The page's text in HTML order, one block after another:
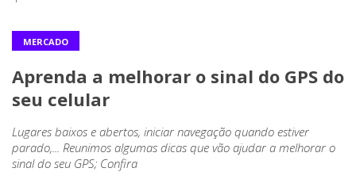
MERCADO
Aprenda a melhorar o sinal do GPS do
seu celular
Lugares baixos e abertos, iniciar navegação quando estiver
parado,... Reunimos algumas dicas que vão ajudar a melhorar o
sinal do seu GPS; Confira